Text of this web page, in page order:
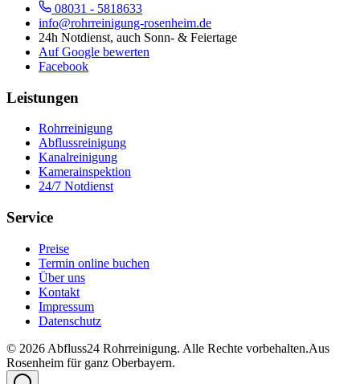
08031 - 5818633
info@rohrreinigung-rosenheim.de
24h Notdienst, auch Sonn- & Feiertage
Auf Google bewerten
Facebook
Leistungen
Rohrreinigung
Abflussreinigung
Kanalreinigung
Kamerainspektion
24/7 Notdienst
Service
Preise
Termin online buchen
Über uns
Kontakt
Impressum
Datenschutz
© 2026 Abfluss24 Rohrreinigung. Alle Rechte vorbehalten.Aus
Rosenheim für ganz Oberbayern.